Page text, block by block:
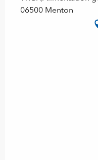
06500 Menton